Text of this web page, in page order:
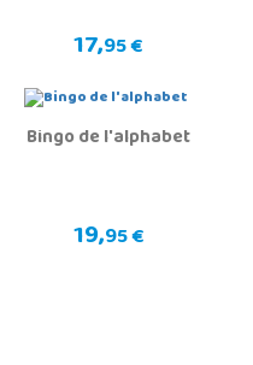
17,95 €
Bingo de l'alphabet
19,95 €